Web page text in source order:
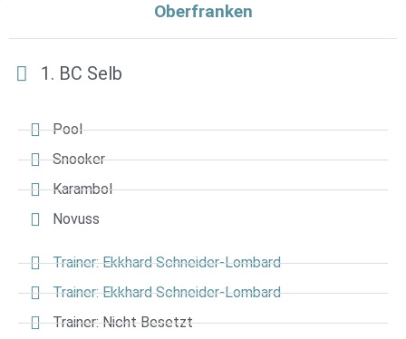
Oberfranken
1. BC Selb
Pool
Snooker
Karambol
Novuss
Trainer: Ekkhard Schneider-Lombard
Trainer: Ekkhard Schneider-Lombard
Trainer: Nicht Besetzt